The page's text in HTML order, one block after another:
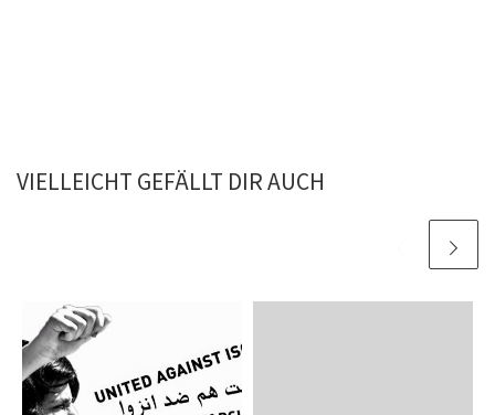
VIELLEICHT GEFÄLLT DIR AUCH